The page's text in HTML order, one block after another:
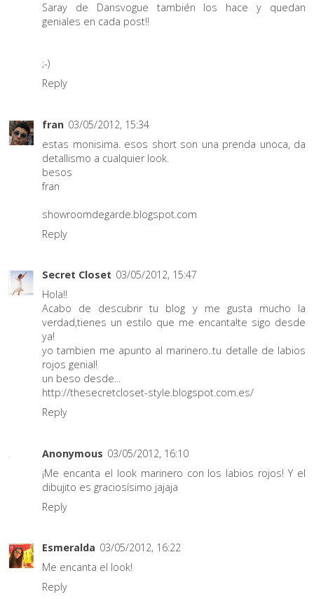
Saray de Dansvogue también los hace y quedan
geniales en cada post!!
;-)
Reply
fran 03/05/2012, 15:34
estas monisima. esos short son una prenda unoca, da
detallismo a cualquier look.
besos
fran
showroomdegarde.blogspot.com
Reply
Secret Closet 03/05/2012, 15:47
Hola!!
Acabo de descubrir tu blog y me gusta mucho la
verdad,tienes un estilo que me encanta!te sigo desde
ya!
yo tambien me apunto al marinero..tu detalle de labios
rojos genial!
un beso desde...
http://thesecretcloset-style.blogspot.com.es/
Reply
Anonymous 03/05/2012, 16:10
¡Me encanta el look marinero con los labios rojos! Y el
dibujito es graciosísimo jajaja
Reply
Esmeralda 03/05/2012, 16:22
Me encanta el look!
Reply